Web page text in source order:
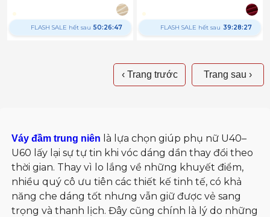
FLASH SALE hết sau 50:26:46 FLASH SALE hết sau 39:28:26
‹ Trang trước Trang sau ›
Váy đầm trung niên là lựa chọn giúp phụ nữ U40–
U60 lấy lại sự tự tin khi vóc dáng dần thay đổi theo
thời gian. Thay vì lo lắng về những khuyết điểm,
nhiều quý cô ưu tiên các thiết kế tinh tế, có khả
năng che dáng tốt nhưng vẫn giữ được vẻ sang
trọng và thanh lịch. Đây cũng chính là lý do những